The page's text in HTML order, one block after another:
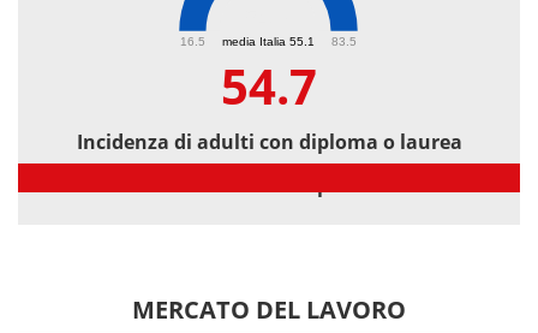
media Italia 55.1
16.5 83.5
54.7
Incidenza di adulti con diploma o laurea
MERCATO DEL LAVORO